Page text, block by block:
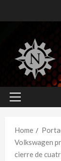
to
Primary
Home
Volkswagen
cierre de